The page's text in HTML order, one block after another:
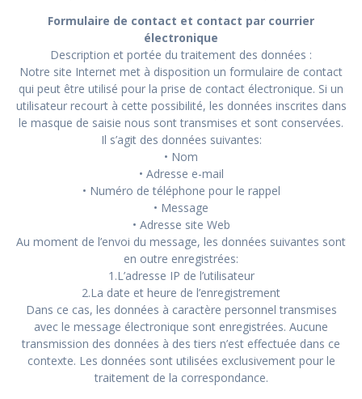
Formulaire de contact et contact par courrier
électronique
Description et portée du traitement des données :
Notre site Internet met à disposition un formulaire de contact
qui peut être utilisé pour la prise de contact électronique. Si un
utilisateur recourt à cette possibilité, les données inscrites dans
le masque de saisie nous sont transmises et sont conservées.
Il s’agit des données suivantes:
• Nom
• Adresse e-mail
• Numéro de téléphone pour le rappel
• Message
• Adresse site Web
Au moment de l’envoi du message, les données suivantes sont
en outre enregistrées:
1.L’​adresse IP de l’utilisateur
2.​La date et heure de l’enregistrement
Dans ce cas, les données à caractère personnel transmises
avec le message électronique sont enregistrées. Aucune
transmission des données à des tiers n’est effectuée dans ce
contexte. Les données sont utilisées exclusivement pour le
traitement de la correspondance.